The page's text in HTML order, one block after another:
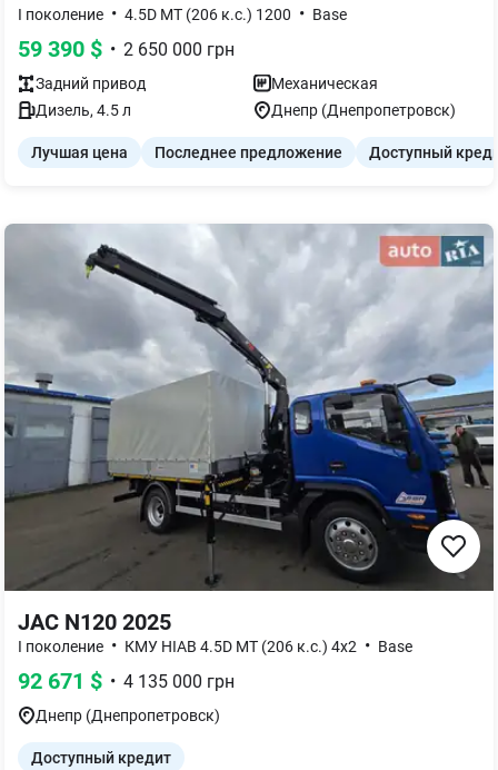
I поколение • 4.5D MT (206 к.с.) 1200 • Base
59 390 $ • 2 650 000 грн
Задний привод
Механическая
Дизель, 4.5л Днепр (Днепропетровск)
Лучшая цена Последнее предложение Доступный
JAC N120 2025
I поколение • КМУ HIAB 4.5D MT (206 к.с.) 4x2 • Base
92 671 $ • 4 135 000 грн
Днепр (Днепропетровск)
Доступный кредит